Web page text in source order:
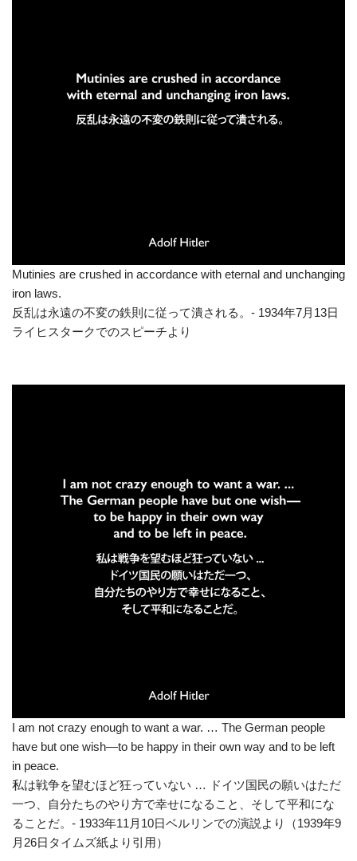
Mutinies are crushed in accordance with eternal and unchanging
iron laws.
反乱は永遠の不変の鉄則に従って潰される。- 1934年7月13日
ライヒスタークでのスピーチより
I am not crazy enough to want a war. … The German people
have but one wish—to be happy in their own way and to be left
in peace.
私は戦争を望むほど狂っていない … ドイツ国民の願いはただ
一つ、自分たちのやり方で幸せになること、そして平和にな
ることだ。- 1933年11月10日ベルリンでの演説より（1939年9
月26日タイムズ紙より引用）